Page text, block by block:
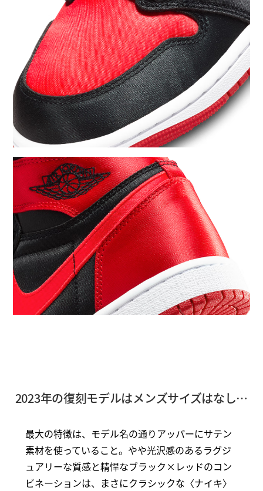
2023年の復刻モデルはメンズサイズはなし…
最大の特徴は、モデル名の通りアッパーにサテン
素材を使っていること。やや光沢感のあるラグジ
ュアリーな質感と精悍なブラック×レッドのコン
ビネーションは、まさにクラシックな〈ナイキ〉